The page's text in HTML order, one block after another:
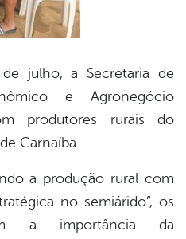
julho, a Secretaria de
e Agronegócio
produtores rurais do
Carnaíba.
a produção rural com
no semiárido”, os
a importância da